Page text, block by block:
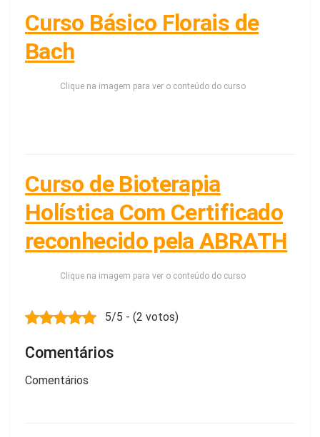
Curso Básico Florais de
Bach
Clique na imagem para ver o conteúdo do curso
Curso de Bioterapia
Holística Com Certificado
reconhecido pela ABRATH
Clique na imagem para ver o conteúdo do curso
5/5 - (2 votos)
Comentários
Comentários